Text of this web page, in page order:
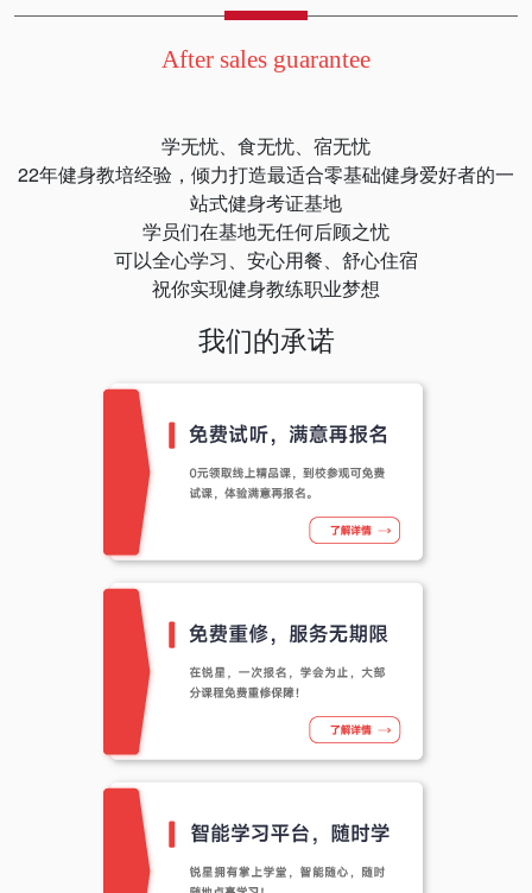
After sales guarantee
学无忧、食无忧、宿无忧
22年健身教培经验，倾力打造最适合零基础健身爱好者的一
站式健身考证基地
学员们在基地无任何后顾之忧
可以全心学习、安心用餐、舒心住宿
祝你实现健身教练职业梦想
我们的承诺